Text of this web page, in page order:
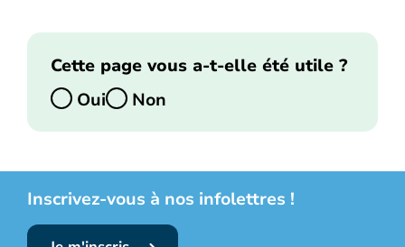
Cette page vous a-t-elle été utile ?
Oui
Non
Inscrivez-vous à nos infolettres !